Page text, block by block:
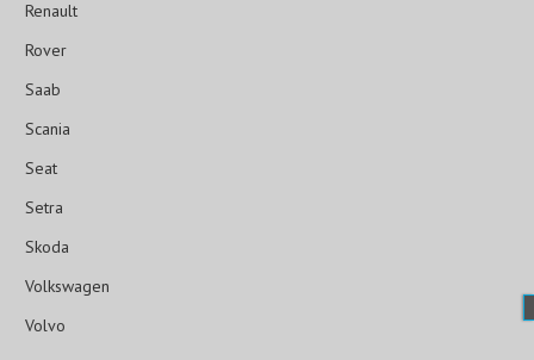
Renault
Rover
Saab
Scania
Seat
Setra
Skoda
Volkswagen
Volvo